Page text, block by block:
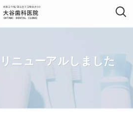
ニューアルしました